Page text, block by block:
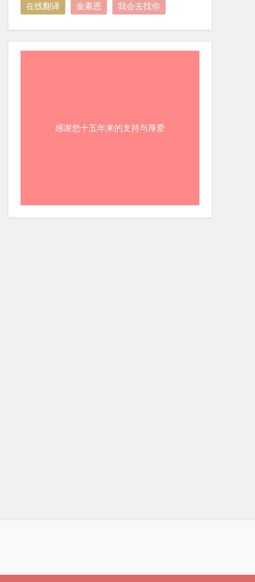
在线翻译 金素恩 我会去找你
感谢您十五年来的支持与厚爱